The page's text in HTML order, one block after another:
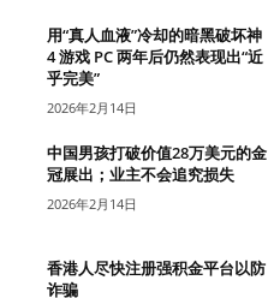
用“真人血液”冷却的暗黑破坏神
4 游戏 PC 两年后仍然表现出“近
乎完美”
2026年2月14日
中国男孩打破价值28万美元的金
冠展出；业主不会追究损失
2026年2月14日
香港人尽快注册强积金平台以防
诈骗